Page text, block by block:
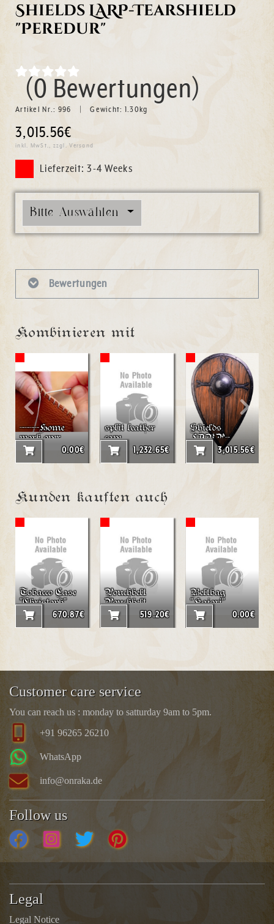
Shields LARP-Tearshield
"Peredur"
(0 Bewertungen)
Artikel Nr.: 996 Gewicht: 1.30kg
3,015.56€
inkl. MwSt., zzgl. Versand
Lieferzeit: 3-4 Weeks
Bitte Auswählen
Bewertungen
Kombinieren mit
----Home
work over
burst 38-460.00€
split leather
cape
1,232.65€
Shields
LARP-
Tearshield
"Peredur"
3,015.56€
Kunden kauften auch
Tobacco Case
"Christoph"
670.87€
Pouchbelt
Pouchbelt
"small
Triangle,
519.20€
Beltbag
"Kaiori"
0.00€
Customer care service
You can reach us : monday to satturday 9am to 5pm.
+91 96265 26210
WhatsApp
info@onraka.de
Follow us
Legal
Legal Notice